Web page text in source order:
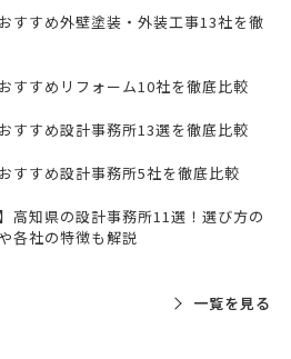
すすめ外壁塗装・外装工事13社を徹
すすめリフォーム10社を徹底比較
すすめ設計事務所13選を徹底比較
すすめ設計事務所5社を徹底比較
】高知県の設計事務所11選！選び方の
各社の特徴も解説
一覧を見る